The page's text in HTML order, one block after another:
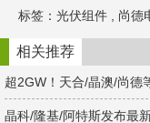
a
t
标签： 光伏组件 尚德
相关推荐
超2GW！天合/晶澳/尚德
晶科/隆基/阿特斯发布最